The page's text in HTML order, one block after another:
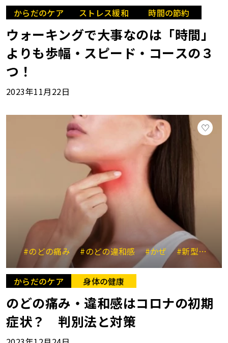
からだのケア ストレス緩和 時間の節約
ウォーキングで大事なのは「時間」
よりも歩幅・スピード・コースの３
つ！
2023年11月22日
#のどの痛み #のどの違和感 #かぜ #新型コロナウイルス感染症
からだのケア 身体の健康
のどの痛み・違和感はコロナの初期
症状？ 判別法と対策